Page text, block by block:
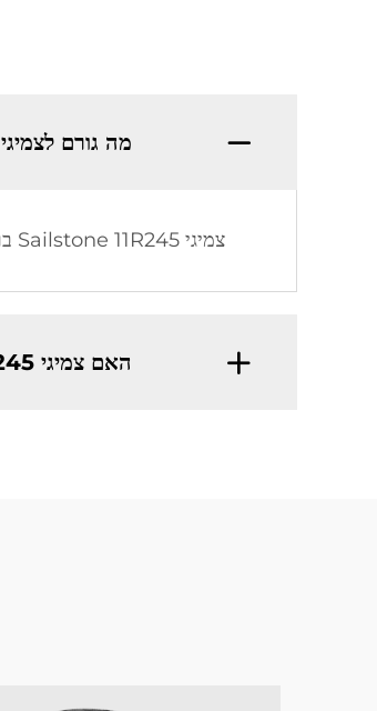
מה גורם לצמיגי Sailstone 11R245 להיות שונים מהשאר?
צמיגי Sailstone 11R245 בולטים בזכות הטכנולוגיה המתקדמת שבהם, קשיחותם ותהליכי הייצור החברתיים-סביבתיים, תוך איזון של ביצועים ודיוקיות.
האם צמיגי 11R245 מתאימים לכל תנאי מזג האוויר?